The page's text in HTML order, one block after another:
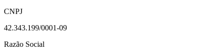
CNPJ
42.343.199/0001-09
Razão Social